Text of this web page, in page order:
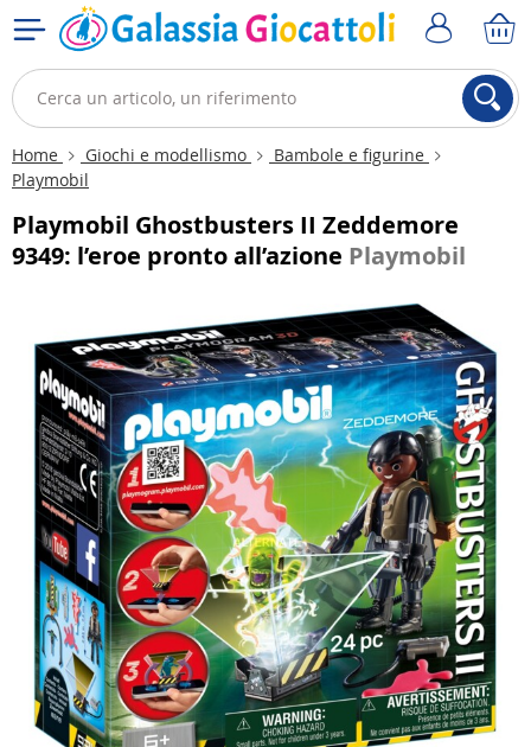
Home Giochi e modellismo
Bambole e figurine
Playmobil
Playmobil Ghostbusters II Zeddemore
9349: l’eroe pronto all’azione Playmobil